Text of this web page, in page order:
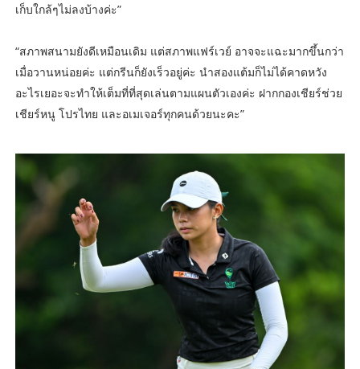
เก็บใกล้ๆไม่ลงบ้างค่ะ”
“สภาพสนามยังดีเหมือนเดิม แต่สภาพแฟร์เวย์ อาจจะแฉะมากขึ้นกว่า
เมื่อวานหน่อยค่ะ แต่กรีนก็ยังเร็วอยู่ค่ะ นำสองแต้มก็ไม่ได้คาดหวัง
อะไรเยอะจะทำให้เต็มที่ที่สุดเล่นตามแผนตัวเองค่ะ ฝากกองเชียร์ช่วย
เชียร์หนู โปรไทย และอเมเจอร์ทุกคนด้วยนะคะ”